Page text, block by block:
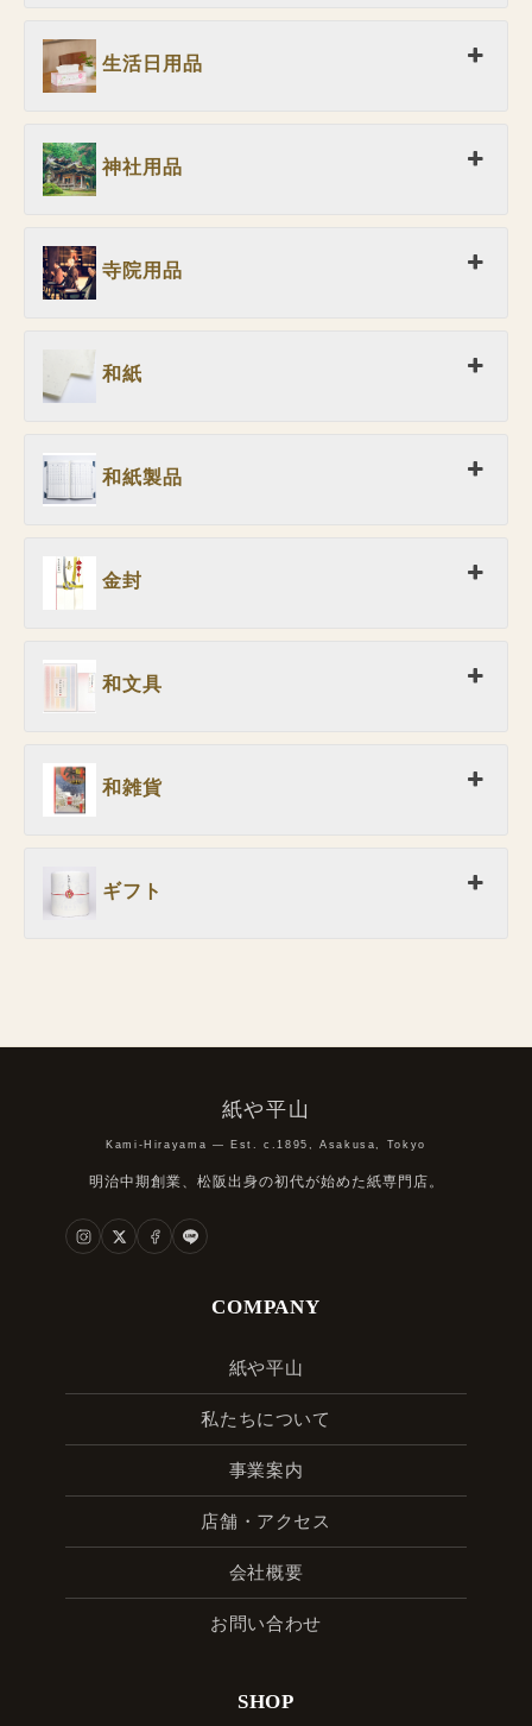
生活日用品
神社用品
寺院用品
和紙
和紙製品
金封
和文具
和雑貨
ギフト
紙や平山
Kami-Hirayama — Est. c.1895, Asakusa, Tokyo
明治中期創業、松阪出身の初代が始めた紙専門店。
COMPANY
紙や平山
私たちについて
事業案内
店舗・アクセス
会社概要
お問い合わせ
SHOP